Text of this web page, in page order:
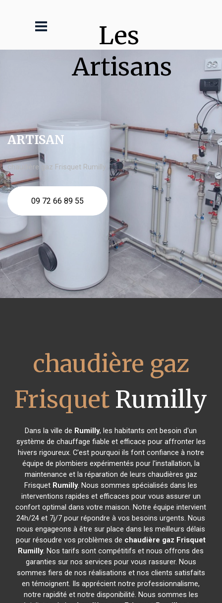
Les
Artisans
ARTISAN
chaudière gaz Frisquet Rumilly
09 72 66 89 55
chaudière gaz
Frisquet Rumilly
Dans la ville de Rumilly, les habitants ont besoin d'un
système de chauffage fiable et efficace pour affronter les
hivers rigoureux. C'est pourquoi ils font confiance à notre
équipe de plombiers expérimentés pour l'installation, la
maintenance et la réparation de leurs chaudières gaz
Frisquet Rumilly. Nous sommes spécialisés dans les
interventions rapides et efficaces pour vous assurer un
confort optimal dans votre maison. Notre équipe intervient
24h/24 et 7j/7 pour répondre à vos besoins urgents. Nous
nous engageons à être sur place dans les meilleurs délais
pour résoudre vos problèmes de chaudière gaz Frisquet
Rumilly. Nos tarifs sont compétitifs et nous offrons des
garanties sur nos services pour vous rassurer. Nous
sommes fiers de nos réalisations et nos clients satisfaits
en témoignent. Ils apprécient notre professionnalisme,
notre rapidité et notre disponibilité. Nous sommes les